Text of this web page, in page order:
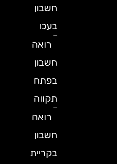
חשבון
בעכו
רואה
חשבון
בפתח
תקווה
רואה
חשבון
בקריית